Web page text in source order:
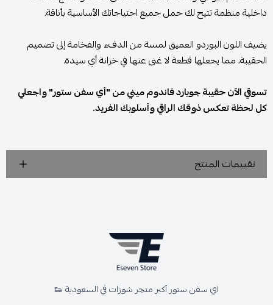
داخلية منظمة تتيح لك حمل جميع احتياجاتك الأساسية بأناقة.
يضيف اللون البوردو العميق لمسة من الدفء والفخامة إلى تصميم
الحقيبة، مما يجعلها قطعة لا غنى عنها في خزانة أي سيدة.
تسوقي الآن حقيبة جويارد فاندوم ميني من "أي سفن ستور" واجعلي
كل لحظة تعكس ذوقك الراقي وأسلوبك الفريد.
تقييمات المنتج
اي سفن ستور أكبر متجر شوزات في السعودية 👟